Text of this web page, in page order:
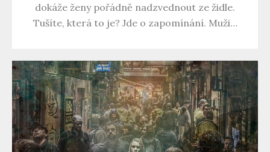
dokáže ženy pořádně nadzvednout ze židle.
Tušíte, která to je? Jde o zapomínání. Muži…